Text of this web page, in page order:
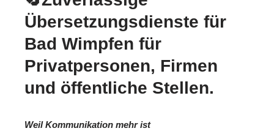
Übersetzungsdienste für
Bad Wimpfen für
Privatpersonen, Firmen
und öffentliche Stellen.
Weil Kommunikation mehr ist